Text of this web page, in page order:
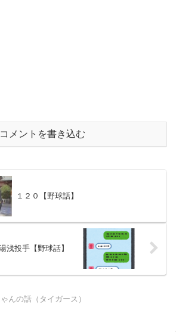
コメントを書き込む
１２０【野球話】
浅投手【野球話】
んの話（タイガース）